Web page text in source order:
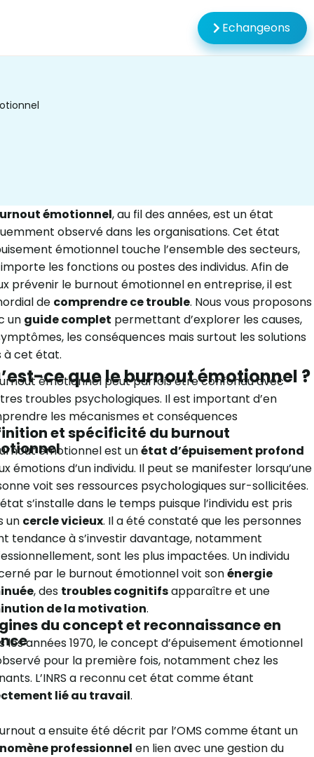
Echangeons
émotionnel, au fil des années, est un état
observé dans les organisations. Cet état
émotionnel touche l’ensemble des secteurs,
les fonctions ou postes des individus. Afin de
prévenir le burnout émotionnel en entreprise, il est
de comprendre ce trouble. Nous vous proposons
un guide complet permettant d’explorer les causes,
les conséquences mais surtout les solutions
à cet état.
ce que le burnout émotionnel ?
émotionnel peut parfois être confondu avec
troubles psychologiques. Il est important d’en
les mécanismes et conséquences
et spécificité du burnout
émotionnel est unétat d’épuisement profond
émotions d’un individu. Il peut se manifester lorsqu’une
voit ses ressources psychologiques sur-sollicitées.
s’installe dans le temps puisque l’individu est pris
un cercle vicieux. Il a été constaté que les personnes
tendance à s’investir davantage, notamment
sont les plus impactées. Un individu
par le burnout émotionnel voit sonénergie
, des troubles cognitifsapparaître et une
de la motivation.
du concept et reconnaissance en
les années 1970, le concept d’épuisement émotionnel
pour la première fois, notamment chez les
L’INRS a reconnu cet état comme étant
lié au travail.
a ensuite été décrit par l’OMS comme étant un
professionnel en lien avec une gestion du